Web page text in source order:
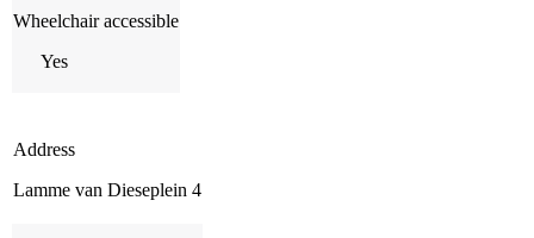
Wheelchair accessible
Yes
Address
Lamme van Dieseplein 4